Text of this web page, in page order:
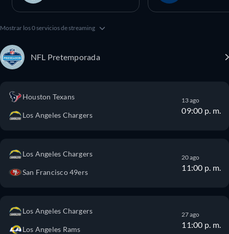
Mostrar los 0 servicios de streaming
NFL Pretemporada
Houston Texans
Los Angeles Chargers
13 ago
09:00 p. m.
Los Angeles Chargers
San Francisco 49ers
20 ago
11:00 p. m.
Los Angeles Chargers
Los Angeles Rams
27 ago
11:00 p. m.